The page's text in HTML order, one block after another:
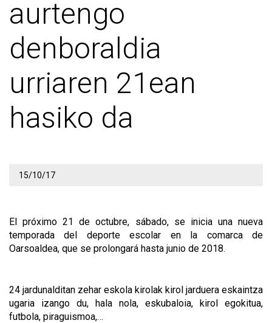
aurtengo
denboraldia
urriaren 21ean
hasiko da
15/10/17
El próximo 21 de octubre, sábado, se inicia una nueva
temporada del deporte escolar en la comarca de
Oarsoaldea, que se prolongará hasta junio de 2018.
24 jardunalditan zehar eskola kirolak kirol jarduera eskaintza
ugaria izango du, hala nola, eskubaloia, kirol egokitua,
futbola, piraguismoa,…